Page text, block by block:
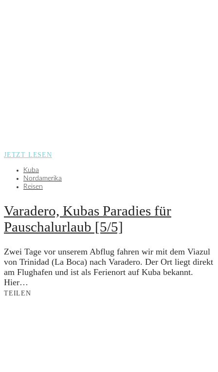
JETZT LESEN
Kuba
Nordamerika
Reisen
Varadero, Kubas Paradies für
Pauschalurlaub [5/5]
Zwei Tage vor unserem Abflug fahren wir mit dem Viazul
von Trinidad (La Boca) nach Varadero. Der Ort liegt direkt
am Flughafen und ist als Ferienort auf Kuba bekannt.
Hier…
TEILEN